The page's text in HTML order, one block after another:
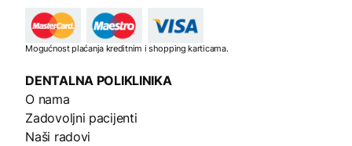
Mogućnost plaćanja kreditnim i shopping karticama.
DENTALNA POLIKLINIKA
O nama
Zadovoljni pacijenti
Naši radovi